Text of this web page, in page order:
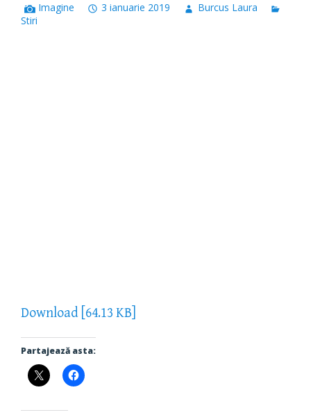
Imagine 3 ianuarie 2019
Burcus Laura
Stiri
Download [64.13 KB]
Partajează asta: